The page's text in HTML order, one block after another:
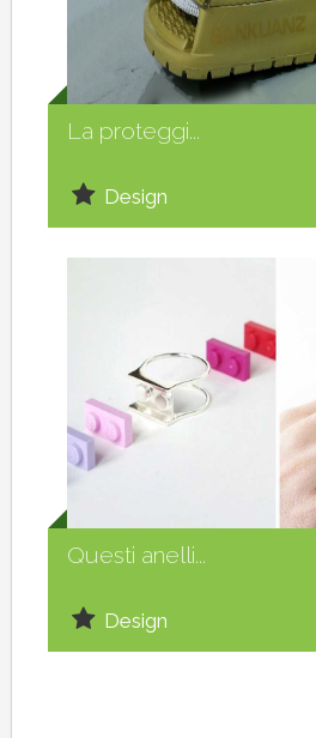
La proteggi...
Design
Social
Questi anelli...
Design